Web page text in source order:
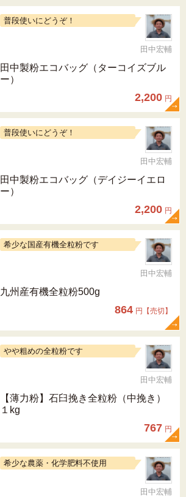
普段使いにどうぞ！
田中宏輔
田中製粉エコバッグ（ターコイズブル
ー）
2,200 円
普段使いにどうぞ！
田中宏輔
田中製粉エコバッグ（デイジーイエロ
ー）
2,200 円
希少な国産有機全粒粉です
田中宏輔
九州産有機全粒粉500g
864 円【売切】
やや粗めの全粒粉です
田中宏輔
【薄力粉】石臼挽き全粒粉（中挽き）
１kg
767 円
希少な農薬・化学肥料不使用
田中宏輔